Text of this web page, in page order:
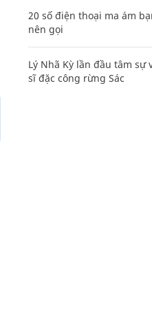
20 số điện thoại ma ám
nên gọi
Lý Nhã Kỳ lần đầu tâm sự
sĩ đặc công rừng Sác